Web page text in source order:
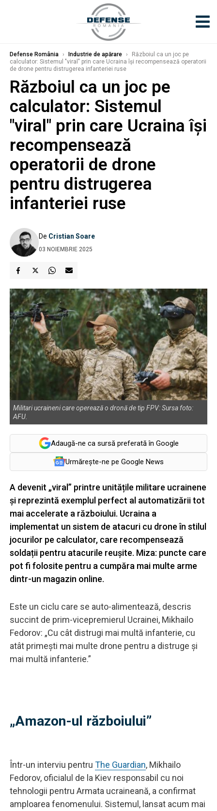
Defense România › Industrie de apărare ›
Războiul ca un joc pe
calculator: Sistemul "viral" prin care Ucraina își recompensează operatorii
de drone pentru distrugerea infanteriei ruse
Războiul ca un joc pe
calculator: Sistemul
"viral" prin care Ucraina își
recompensează
operatorii de drone
pentru distrugerea
infanteriei ruse
De Cristian Soare
03 NOIEMBRIE 2025
Militari ucraineni care operează o dronă de tip FPV: Sursa foto:
AFU.
Adaugă-ne ca sursă preferată în Google
Urmărește-ne pe Google News
A devenit „viral” printre unitățile militare ucrainene
și reprezintă exemplul perfect al automatizării tot
mai accelerate a războiului. Ucraina a
implementat un sistem de atacuri cu drone în stilul
jocurilor pe calculator, care recompensează
soldații pentru atacurile reușite. Miza: puncte care
pot fi folosite pentru a cumpăra mai multe arme
dintr-un magazin online.
Este un ciclu care se auto-alimentează, descris
succint de prim-vicepremierul Ucrainei, Mikhailo
Fedorov: „Cu cât distrugi mai multă infanterie, cu
atât primești mai multe drone pentru a distruge și
mai multă infanterie.”
„Amazon-ul războiului”
Într-un interviu pentru The Guardian, Mikhailo
Fedorov, oficialul de la Kiev responsabil cu noi
tehnologii pentru Armata ucraineană, a confirmat
amploarea fenomenului. Sistemul, lansat acum mai